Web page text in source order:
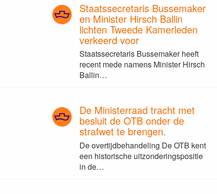
Staatssecretaris Bussemaker
en Minister Hirsch Ballin
lichten Tweede Kamerleden
verkeerd voor
Staatssecretaris Bussemaker heeft
recent mede namens Minister Hirsch
Ballin…
De Ministerraad tracht met
besluit de OTB onder de
strafwet te brengen.
De overtijdbehandeling De OTB kent
een historische uitzonderingspositie
in de…